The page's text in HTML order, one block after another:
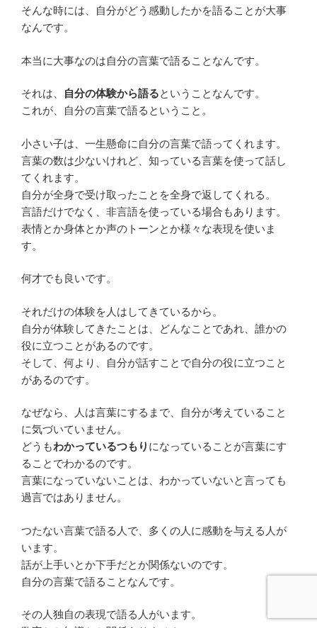
そんな時には、自分がどう感動したかを語ることが大事
なんです。
本当に大事なのは自分の言葉で語ることなんです。
それは、 自分の体験から語るということなんです。
これが、自分の言葉で語るということ。
小さい子は、一生懸命に自分の言葉で語ってくれます。
言葉の数は少ないけれど、知っている言葉を使って話し
てくれます。
自分が全身で受け取ったことを全身で返してくれる。
言語だけでなく、非言語を使っている場合もあります。
表情とか身体とか声のトーンとか様々な表現を使いま
す。
何才でも良いです。
それだけの体験を人はしてきているから。
自分が体験してきたことは、どんなことであれ、誰かの
役に立つことがあるのです。
そして、何より、自分が話すことで自分の役に立つこと
があるのです。
なぜなら、人は言葉にするまで、自分が考えていること
に気づいていません。
どうもわかっているつもり になっていることが言葉にす
ることでわかるのです。
言葉になっていないことは、わかっていないと言っても
過言ではありません。
つたない言葉で語る人で、多くの人に感動を与える人が
います。
話が上手いとか下手だとか関係ないのです。
自分の言葉で語ることなんです。
その人独自の表現で語る人がいます。